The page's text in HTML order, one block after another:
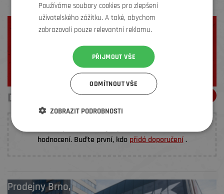
Nebojte se objednávat online!
ZJISTIT VÍCE
DOPORUČENÍ ELEMENŤÁKŮ
hodnocení. Buďte první, kdo přidá doporučení.
ProdejnyBrno,
Používáme soubory cookies pro zlepšení
uživatelského zážitku. A také, abychom
zobrazovali pouze relevantní reklamu.
PŘIJMOUT VŠE
ODMÍTNOUT VŠE
ZOBRAZIT PODROBNOSTI